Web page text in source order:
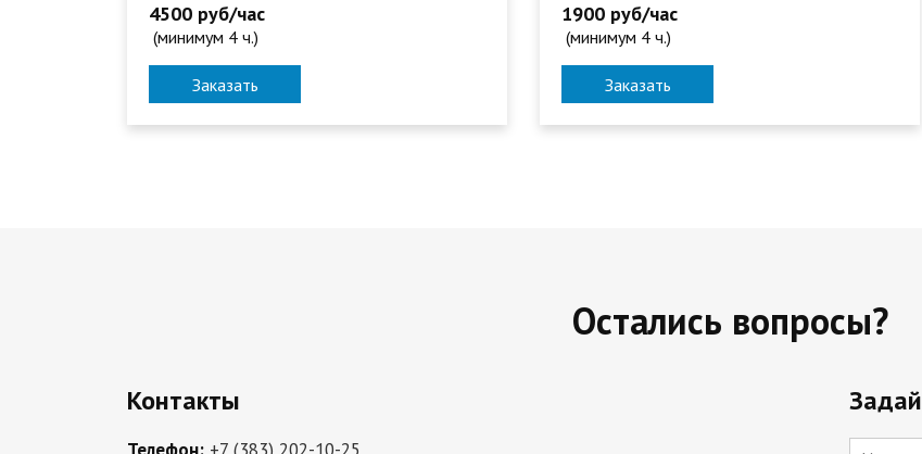
4500 руб/час
(минимум 4 ч.)
Заказать
1900 руб/час
(минимум 4 ч.)
Заказать
Остались вопросы?
Контакты